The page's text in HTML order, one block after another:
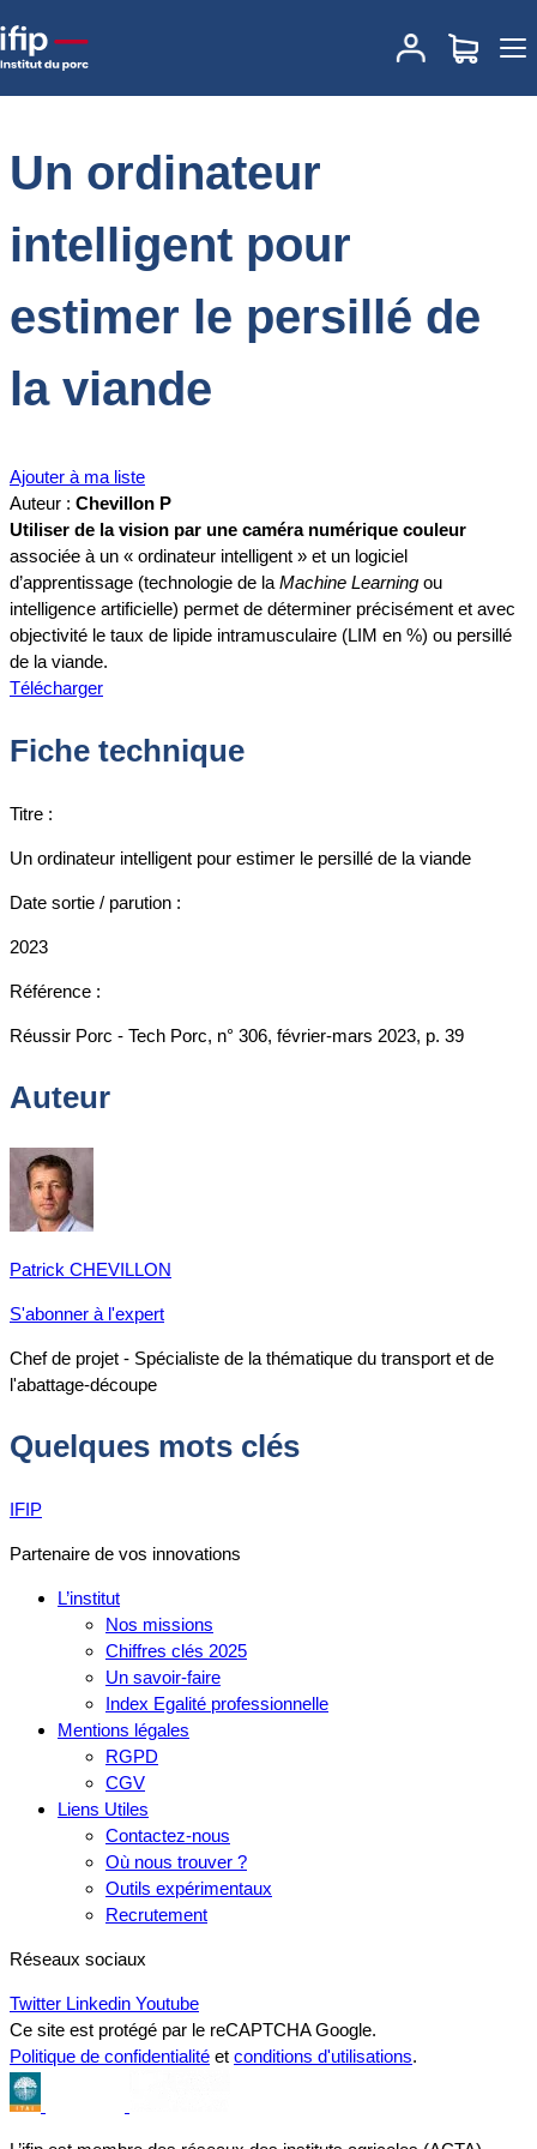
Accueil
Un ordinateur intelligent pour estimer le
persillé de la viande
Un ordinateur
intelligent pour
estimer le persillé de
la viande
Ajouter à ma liste
Auteur : Chevillon P
Utiliser de la vision par une caméra numérique couleur
associée à un « ordinateur intelligent » et un logiciel
d’apprentissage (technologie de la Machine Learning ou
intelligence artificielle) permet de déterminer précisément et avec
objectivité le taux de lipide intramusculaire (LIM en %) ou persillé
de la viande.
Télécharger
Fiche technique
Titre :
Un ordinateur intelligent pour estimer le persillé de la viande
Date sortie / parution :
2023
Référence :
Réussir Porc - Tech Porc, n° 306, février-mars 2023, p. 39
Auteur
Patrick CHEVILLON
S'abonner à l'expert
Chef de projet - Spécialiste de la thématique du transport et de
l'abattage-découpe
Quelques mots clés
IFIP
Partenaire de vos innovations
L’institut
Nos missions
Chiffres clés 2025
Un savoir-faire
Index Egalité professionnelle
Mentions légales
RGPD
CGV
Liens Utiles
Contactez-nous
Où nous trouver ?
Outils expérimentaux
Recrutement
Réseaux sociaux
Twitter Linkedin Youtube
Ce site est protégé par le reCAPTCHA Google.
Politique de confidentialité et conditions d'utilisations.